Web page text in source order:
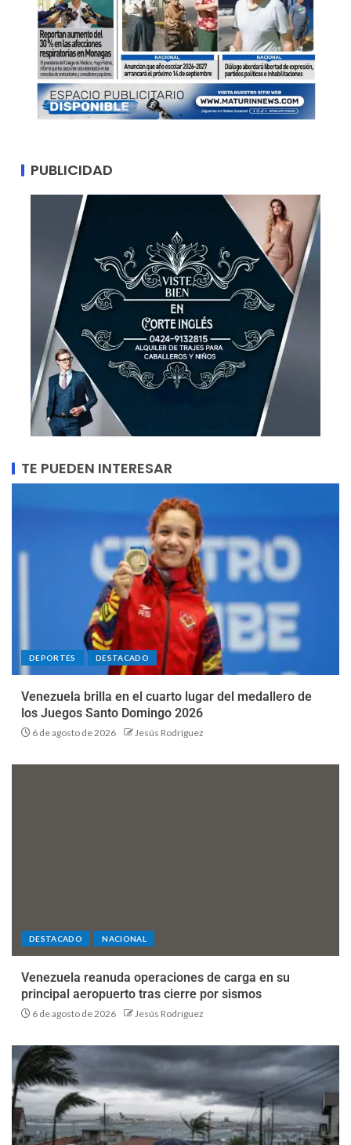
PUBLICIDAD
TE PUEDEN INTERESAR
DEPORTES DESTACADO
Venezuela brilla en el cuarto lugar del medallero de
los Juegos Santo Domingo 2026
6 de agosto de 2026 Jesús Rodríguez
DESTACADO NACIONAL
Venezuela reanuda operaciones de carga en su
principal aeropuerto tras cierre por sismos
6 de agosto de 2026 Jesús Rodríguez